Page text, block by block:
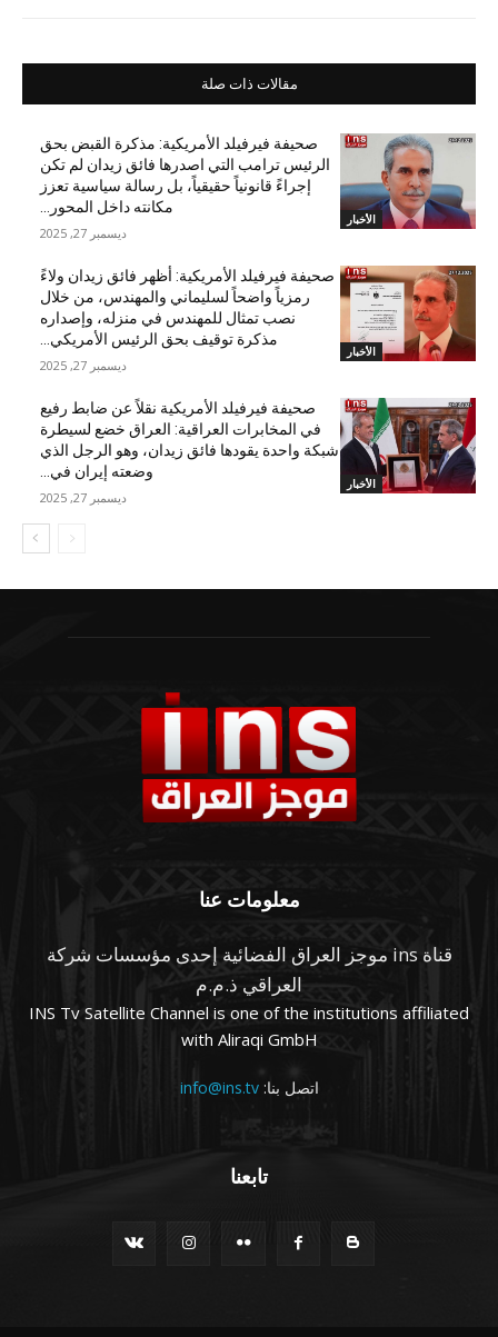
مقالات ذات صلة
الأخبار
صحيفة فيرفيلد الأمريكية: مذكرة القبض بحق
الرئيس ترامب التي اصدرها فائق زيدان لم تكن
إجراءً قانونياً حقيقياً، بل رسالة سياسية تعزز
مكانته داخل المحور...
ديسمبر 27, 2025
الأخبار
صحيفة فيرفيلد الأمريكية: أظهر فائق زيدان ولاءً
رمزياً واضحاً لسليماني والمهندس، من خلال
نصب تمثال للمهندس في منزله، وإصداره
مذكرة توقيف بحق الرئيس الأمريكي...
ديسمبر 27, 2025
الأخبار
صحيفة فيرفيلد الأمريكية نقلاً عن ضابط رفيع
في المخابرات العراقية: العراق خضع لسيطرة
شبكة واحدة يقودها فائق زيدان، وهو الرجل الذي
وضعته إيران في...
ديسمبر 27, 2025
معلومات عنا
قناة ins موجز العراق الفضائية إحدى مؤسسات شركة
العراقي ذ.م.م
INS Tv Satellite Channel is one of the institutions affiliated
with Aliraqi GmbH
اتصل بنا:info@ins.tv
تابعنا